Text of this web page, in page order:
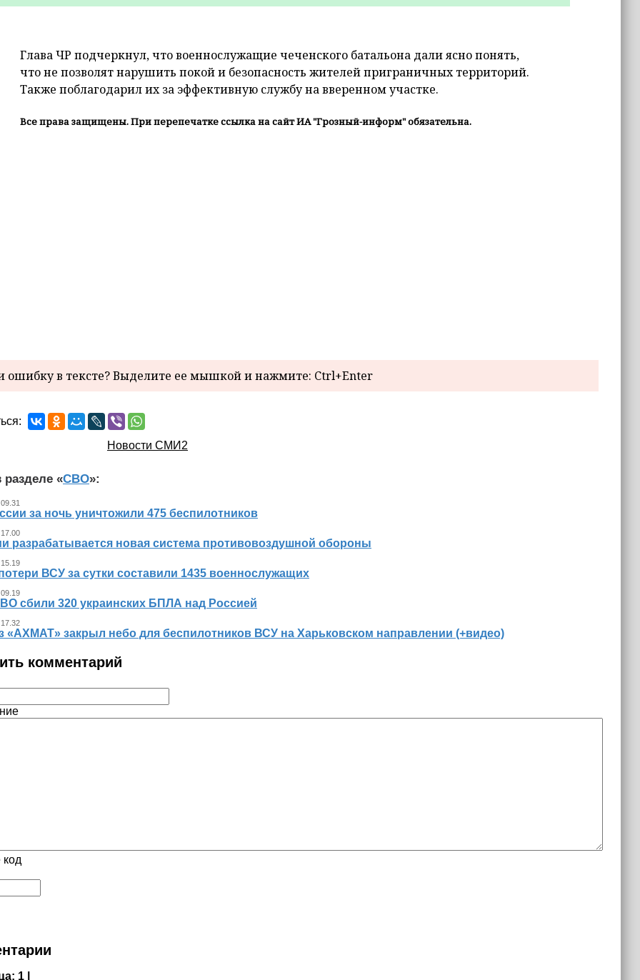
Глава ЧР подчеркнул, что военнослужащие чеченского батальона дали ясно понять,
что не позволят нарушить покой и безопасность жителей приграничных территорий.
Также поблагодарил их за эффективную службу на вверенном участке.
Все права защищены. При перепечатке ссылка на сайт ИА "Грозный-информ" обязательна.
в тексте? Выделите ее мышкой и нажмите: Ctrl+Enter
Новости СМИ2
разделе «СВО»:
за ночь уничтожили 475 беспилотников
разрабатывается новая система противовоздушной обороны
ВСУ за сутки составили 1435 военнослужащих
сбили 320 украинских БПЛА над Россией
«АХМАТ» закрыл небо для беспилотников ВСУ на Харьковском направлении (+видео)
комментарий
код
1 |